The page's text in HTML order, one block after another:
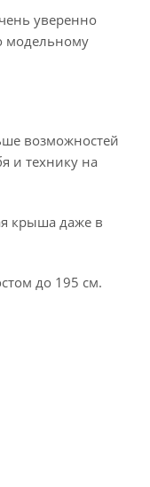
уверенно
модельному
возможностей
и технику на
крыша даже в
до 195 см.